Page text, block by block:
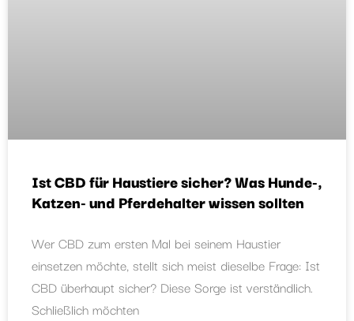
Ist CBD für Haustiere sicher? Was Hunde-,
Katzen- und Pferdehalter wissen sollten
Wer CBD zum ersten Mal bei seinem Haustier
einsetzen möchte, stellt sich meist dieselbe Frage: Ist
CBD überhaupt sicher? Diese Sorge ist verständlich.
Schließlich möchten